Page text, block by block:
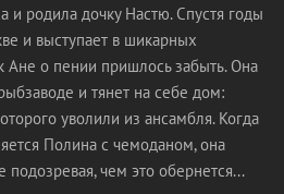
родила дочку Настю. Спустя годы
и выступает в шикарных
Ане о пении пришлось забыть. Она
и тянет на себе дом:
уволили из ансамбля. Когда
Полина с чемоданом, она
подозревая, чем это обернется...